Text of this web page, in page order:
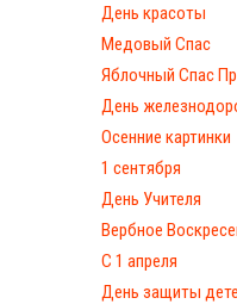
День красоты
Медовый Спас
Яблочный Спас
День
Осенние картинки
1 сентября
День Учителя
Вербное
С 1 апреля
День защиты